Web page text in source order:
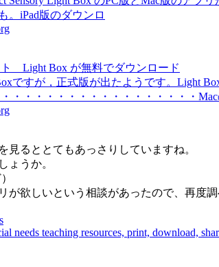
。iPad版のダウンロ
ト Light Box が無料でダウンロード
ですが，正式版が出たようです。Light
・・・・・・・・・・・・・・・・・
見るととてもあっさりしていますね。
ょうか。
が欲しいという相談があったので、再度
needs teaching resources, print, download,